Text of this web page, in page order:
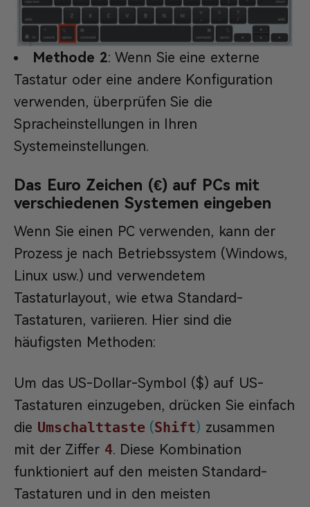
Methode 2: Wenn Sie eine externe
Tastatur oder eine andere Konfiguration
verwenden, überprüfen Sie die
Spracheinstellungen in Ihren
Systemeinstellungen.
Das Euro Zeichen (€) auf PCs mit
verschiedenen Systemen eingeben
Wenn Sie einen PC verwenden, kann der
Prozess je nach Betriebssystem (Windows,
Linux usw.) und verwendetem
Tastaturlayout, wie etwa Standard-
Tastaturen, variieren. Hier sind die
häufigsten Methoden:
Um das US-Dollar-Symbol ($) auf US-
Tastaturen einzugeben, drücken Sie einfach
die Umschalttaste (Shift) zusammen
mit der Ziffer 4. Diese Kombination
funktioniert auf den meisten Standard-
Tastaturen und in den meisten